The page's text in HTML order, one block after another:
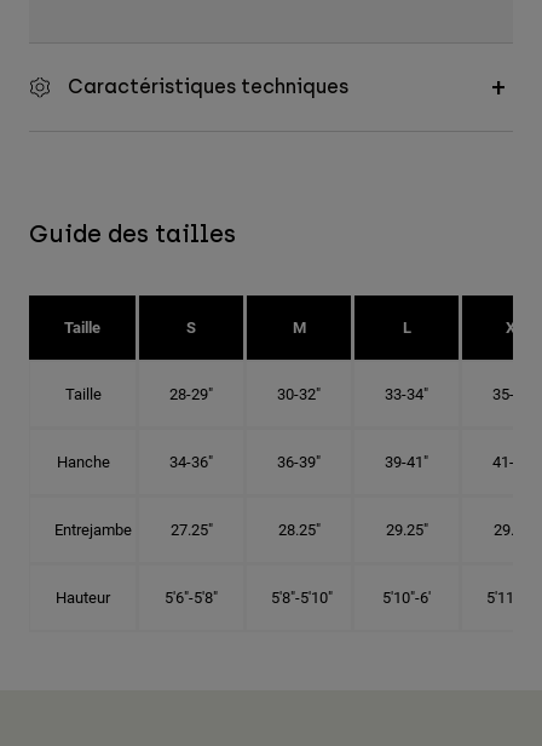
Caractéristiques techniques
Guide des tailles
Taille S M L XL
Taille 28-29" 30-32" 33-34" 35-36"
Hanche 34-36" 36-39" 39-41" 41-43"
Entrejambe 27.25" 28.25" 29.25" 29.75"
Hauteur 5'6"-5'8" 5'8"-5'10" 5'10"-6' 5'11"-